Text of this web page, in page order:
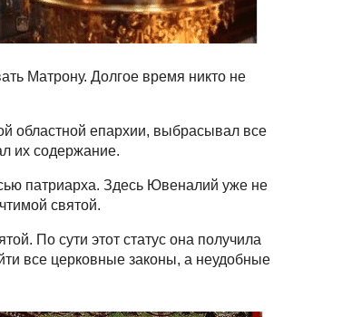
Матрону. Долгое время никто не
областной епархии, выбрасывал все
их содержание.
патриарха. Здесь Ювеналий уже не
святой.
По сути этот статус она получила
все церковные законы, а неудобные